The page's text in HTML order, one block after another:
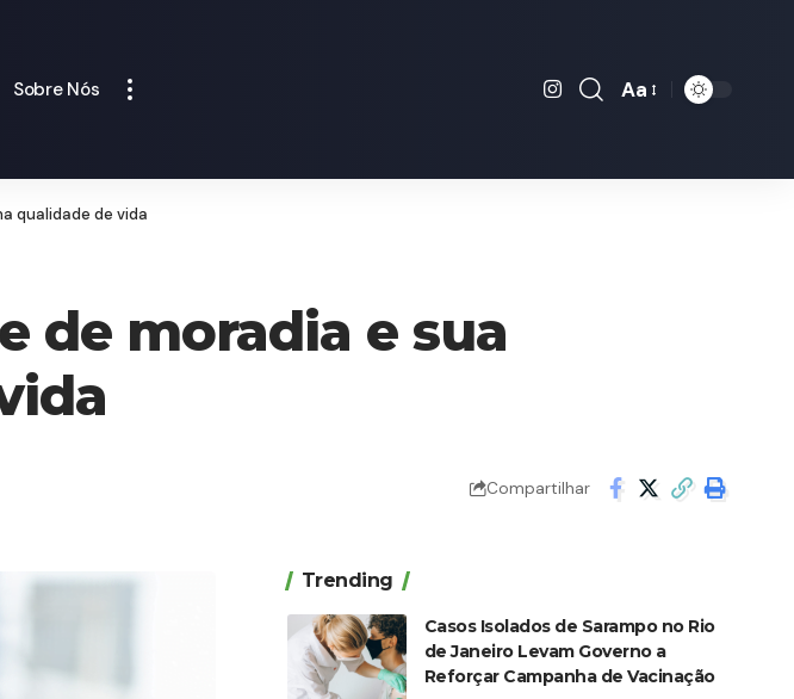
Sobre Nós
Font
Aa
qualidade de vida
de moradia e sua
Compartilhar
Trending
Casos Isolados de Sarampo no Rio
de Janeiro Levam Governo a
Reforçar Campanha de Vacinação